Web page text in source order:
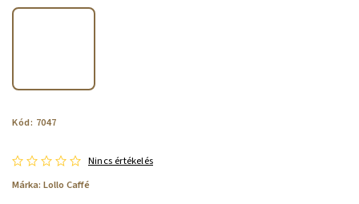
Kód: 7047
Nincs értékelés
Márka: Lollo Caffé